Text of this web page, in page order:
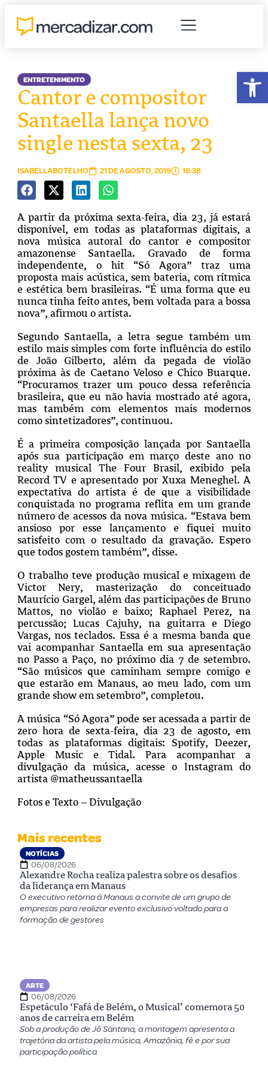
ENTRETENIMENTO
Cantor e compositor
Santaella lança novo
single nesta sexta, 23
ISABELLABOTELHO 21 DE AGOSTO, 2019 16:38
A partir da próxima sexta-feira, dia 23, já estará
disponível, em todas as plataformas digitais, a
nova música autoral do cantor e compositor
amazonense Santaella. Gravado de forma
independente, o hit “Só Agora” traz uma
proposta mais acústica, sem bateria, com rítmica
e estética bem brasileiras. “É uma forma que eu
nunca tinha feito antes, bem voltada para a bossa
nova”, afirmou o artista.
Segundo Santaella, a letra segue também um
estilo mais simples com forte influência do estilo
de João Gilberto, além da pegada de violão
próxima às de Caetano Veloso e Chico Buarque.
“Procuramos trazer um pouco dessa referência
brasileira, que eu não havia mostrado até agora,
mas também com elementos mais modernos
como sintetizadores”, continuou.
É a primeira composição lançada por Santaella
após sua participação em março deste ano no
reality musical The Four Brasil, exibido pela
Record TV e apresentado por Xuxa Meneghel. A
expectativa do artista é de que a visibilidade
conquistada no programa reflita em um grande
número de acessos da nova música. “Estava bem
ansioso por esse lançamento e fiquei muito
satisfeito com o resultado da gravação. Espero
que todos gostem também”, disse.
O trabalho teve produção musical e mixagem de
Victor Nery, masterização do conceituado
Maurício Gargel, além das participações de Bruno
Mattos, no violão e baixo; Raphael Perez, na
percussão; Lucas Cajuhy, na guitarra e Diego
Vargas, nos teclados. Essa é a mesma banda que
vai acompanhar Santaella em sua apresentação
no Passo a Paço, no próximo dia 7 de setembro.
“São músicos que caminham sempre comigo e
que estarão em Manaus, ao meu lado, com um
grande show em setembro”, completou.
A música “Só Agora” pode ser acessada a partir de
zero hora de sexta-feira, dia 23 de agosto, em
todas as plataformas digitais: Spotify, Deezer,
Apple Music e Tidal. Para acompanhar a
divulgação da música, acesse o Instagram do
artista @matheussantaella
Fotos e Texto – Divulgação
Mais recentes
NOTÍCIAS
06/08/2026
Alexandre Rocha realiza palestra sobre os desafios
da liderança em Manaus
O executivo retorna à Manaus a convite de um grupo de
empresas para realizar evento exclusivo voltado para a
formação de gestores
ARTE
06/08/2026
Espetáculo ‘Fafá de Belém, o Musical’ comemora 50
anos de carreira em Belém
Sob a produção de Jô Santana, a montagem apresenta a
trajetória da artista pela música, Amazônia, fé e por sua
participação política